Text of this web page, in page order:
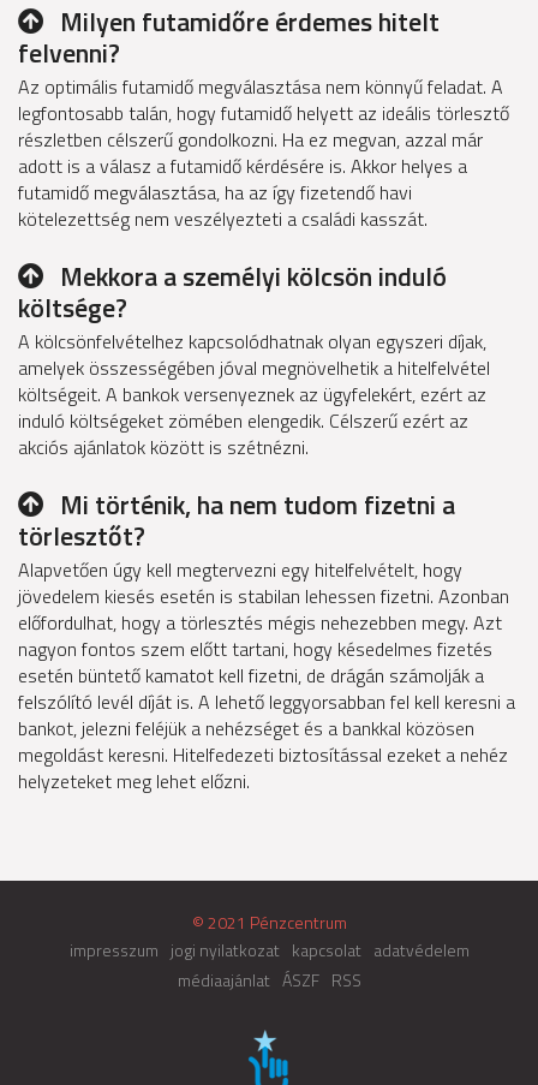
Milyen futamidőre érdemes hitelt
felvenni?
Az optimális futamidő megválasztása nem könnyű feladat. A
legfontosabb talán, hogy futamidő helyett az ideális törlesztő
részletben célszerű gondolkozni. Ha ez megvan, azzal már
adott is a válasz a futamidő kérdésére is. Akkor helyes a
futamidő megválasztása, ha az így fizetendő havi
kötelezettség nem veszélyezteti a családi kasszát.
Mekkora a személyi kölcsön induló
költsége?
A kölcsönfelvételhez kapcsolódhatnak olyan egyszeri díjak,
amelyek összességében jóval megnövelhetik a hitelfelvétel
költségeit. A bankok versenyeznek az ügyfelekért, ezért az
induló költségeket zömében elengedik. Célszerű ezért az
akciós ajánlatok között is szétnézni.
Mi történik, ha nem tudom fizetni a
törlesztőt?
Alapvetően úgy kell megtervezni egy hitelfelvételt, hogy
jövedelem kiesés esetén is stabilan lehessen fizetni. Azonban
előfordulhat, hogy a törlesztés mégis nehezebben megy. Azt
nagyon fontos szem előtt tartani, hogy késedelmes fizetés
esetén büntető kamatot kell fizetni, de drágán számolják a
felszólító levél díját is. A lehető leggyorsabban fel kell keresni a
bankot, jelezni feléjük a nehézséget és a bankkal közösen
megoldást keresni. Hitelfedezeti biztosítással ezeket a nehéz
helyzeteket meg lehet előzni.
© 2021 Pénzcentrum
impresszum jogi nyilatkozat kapcsolat adatvédelem
médiaajánlat ÁSZF RSS